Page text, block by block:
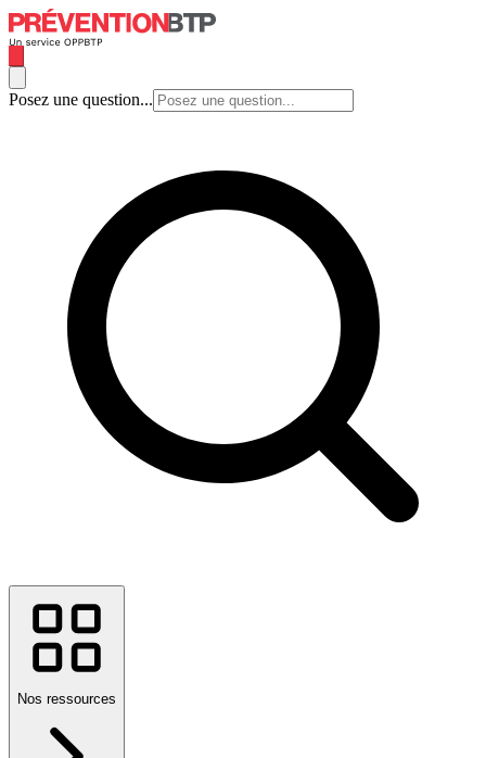
Posez une question...
Nos ressources